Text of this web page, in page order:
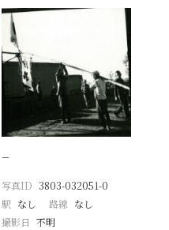
−
写真ID 3803-032051-0
駅 なし 路線 なし
撮影日 不明